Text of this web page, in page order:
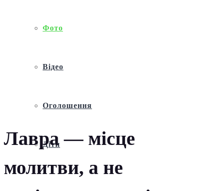
Фото
Відео
Оголошення
Діти
Лавра — місце
молитви, а не